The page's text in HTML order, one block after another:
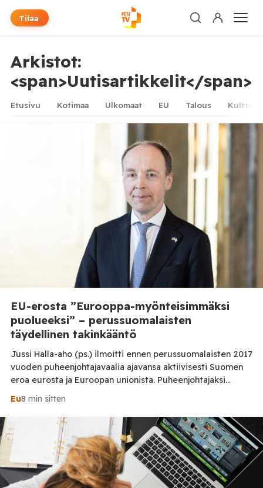
Tilaa
Arkistot:
<span>Uutisartikkelit</span>
Etusivu Kotimaa Ulkomaat EU Talous
EU-erosta ”Eurooppa-myönteisimmäksi
puolueeksi” – perussuomalaisten
täydellinen takinkääntö
Jussi Halla-aho (ps.) ilmoitti ennen perussuomalaisten 2017
vuoden puheenjohtajavaalia ajavansa aktiivisesti Suomen
eroa eurosta ja Euroopan unionista. Puheenjohtajaksi
valintansa jälkeen hän kuvasi EU-eroa kuitenkin
osoittavat, ettei muutos ollut aivan suoraviivainen. Jussi
Halla-ahon ja perussuomalaisten suhtautuminen Suomen
EU-jäsenyyteen on muuttunut vuosien aikana. Erityisen
jyrkkä ero löytyy Halla-ahon ennen vuoden 2017
puheenjohtajavaalia antaman […]
Eu8 min sitten